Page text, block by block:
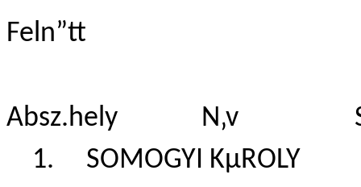
Feln”tt
Absz.hely N‚v
1. SOMOGYI